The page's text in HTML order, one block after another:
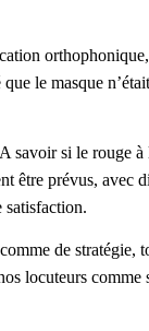
le masque
savoir si le rouge
être prévus, avec
satisfaction.
de stratégie,
locuteurs